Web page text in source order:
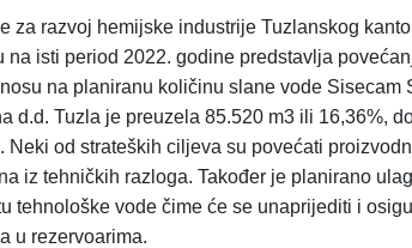
za razvoj hemijske industrije Tuzlanskog
isti period 2022. godine predstavlja
na planiranu količinu slane vode Sisecam
d.d. Tuzla je preuzela 85.520 m3 ili 16,36%,
od strateških ciljeva su povećati
iz tehničkih razloga. Također je planirano
tehnološke vode čime će se unaprijediti i
u rezervoarima.